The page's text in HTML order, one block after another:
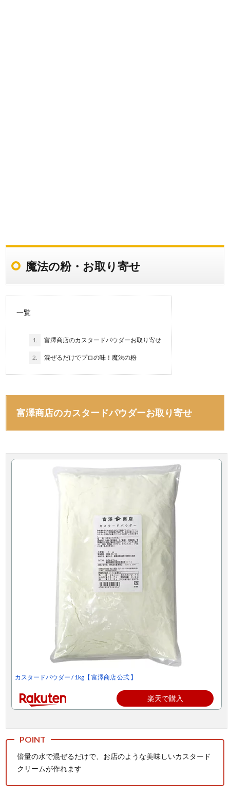
魔法の粉・お取り寄せ
一覧
1. 富澤商店のカスタードパウダーお取り寄せ
2. 混ぜるだけでプロの味！魔法の粉
富澤商店のカスタードパウダーお取り寄せ
カスタードパウダー / 1kg【 富澤商店 公式 】
楽天で購入
倍量の水で混ぜるだけで、お店のような美味しいカスタード
クリームが作れます